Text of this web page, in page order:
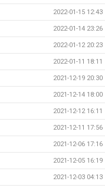
2022-01-15 12:43
2022-01-14 23:26
2022-01-12 20:23
2022-01-11 18:11
2021-12-19 20:30
2021-12-14 18:00
2021-12-12 16:11
2021-12-11 17:56
2021-12-06 17:16
2021-12-05 16:19
2021-12-03 04:13